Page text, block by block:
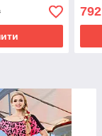
792